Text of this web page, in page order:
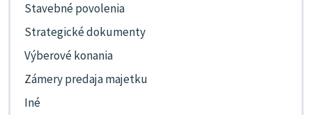
Stavebné povolenia
Strategické dokumenty
Výberové konania
Zámery predaja majetku
Iné